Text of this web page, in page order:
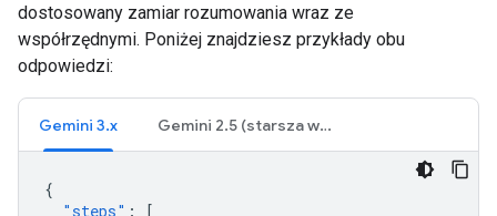
dostosowany zamiar rozumowania wraz ze
współrzędnymi. Poniżej znajdziesz przykłady obu
odpowiedzi:
Gemini 3.x Gemini 2.5 (starsza wersja)
{
"steps" :
[